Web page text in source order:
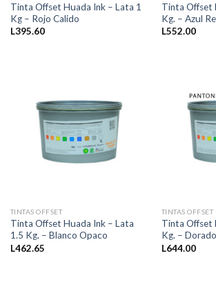
Tinta Offset Huada Ink – Lata 1
Kg – Rojo Calido
L395.60
Tinta Offset
Kg. – Azul
L552.00
TINTAS OFFSET
Tinta Offset Huada Ink – Lata
1.5 Kg. – Blanco Opaco
L462.65
TINTAS OFFSET
Tinta Offset
Kg. – Dorado
L644.00